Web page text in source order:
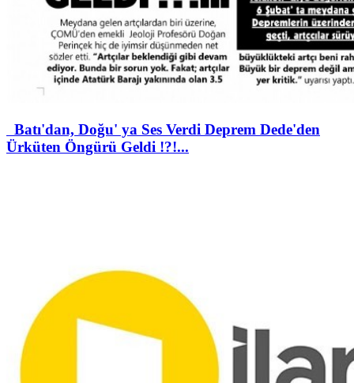
Batı'dan, Doğu' ya Ses Verdi Deprem Dede'den
Ürküten Öngürü Geldi !?!...